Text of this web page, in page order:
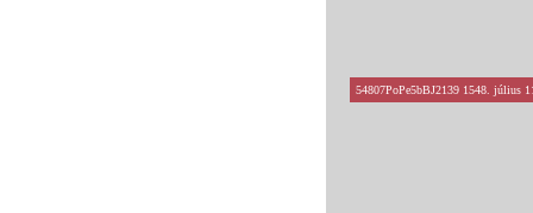
54807PoPe5bBJ2139 1548.